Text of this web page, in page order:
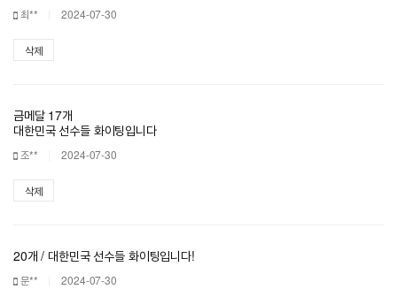
최** 2024-07-30
삭제
금메달 17개
대한민국 선수들 화이팅입니다
조** 2024-07-30
삭제
20개 / 대한민국 선수들 화이팅입니다!
문** 2024-07-30